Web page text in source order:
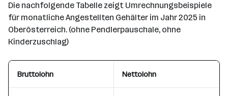
Die nachfolgende Tabelle zeigt Umrechnungsbeispiele
für monatliche Angestellten Gehälter im Jahr 2025 in
Oberösterreich. (ohne Pendlerpauschale, ohne
Kinderzuschlag)
Bruttolohn Nettolohn